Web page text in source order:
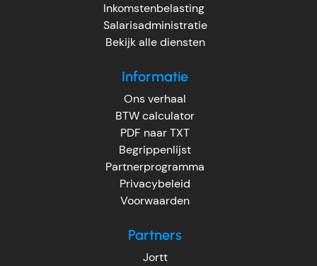
Inkomstenbelasting
Salarisadministratie
Bekijk alle diensten
Informatie
Ons verhaal
BTW calculator
PDF naar TXT
Begrippenlijst
Partnerprogramma
Privacybeleid
Voorwaarden
Partners
Jortt